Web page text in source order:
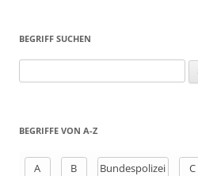
BEGRIFF SUCHEN
h
BEGRIFFE VON A-Z
A B Bundespolizei C